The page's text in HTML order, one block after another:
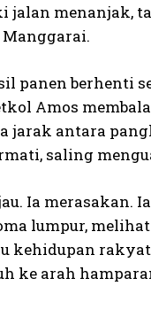
jalan menanjak,
panen berhenti
Amos
jarak antara
saling
Ia merasakan.
lumpur,
kehidupan
ke arah